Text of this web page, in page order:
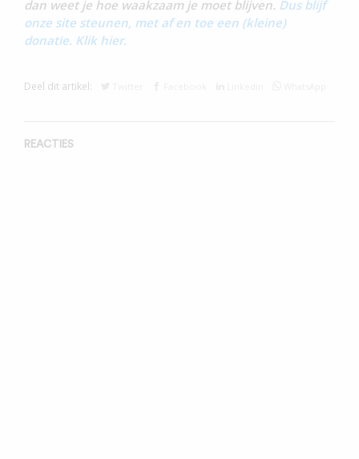
dan weet je hoe waakzaam je moet blijven. Dus blijf
onze site steunen, met af en toe een (kleine)
donatie. Klik hier.
Deel dit artikel:
REACTIES